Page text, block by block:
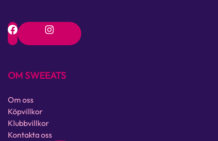
OM SWEEATS
Om oss
Köpvillkor
Klubbvillkor
Kontakta oss